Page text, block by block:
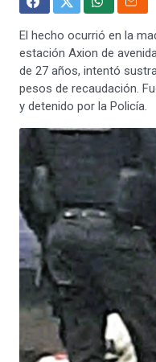
El hecho ocurrió en la
estación Axion de
de 27 años, intentó
pesos de recaudación.
y detenido por la Policía.